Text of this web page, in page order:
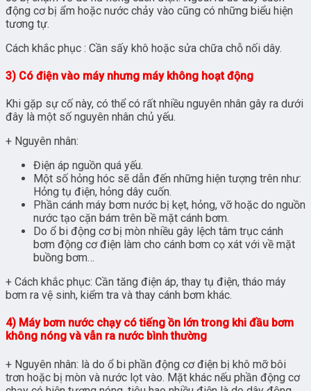
động cơ bị ẩm hoặc nước chảy vào cũng có những biểu hiện
tương tự.
Cách khắc phục : Cần sấy khô hoặc sửa chữa chỗ nối dây.
3) Có điện vào máy nhưng máy không hoạt động
Khi gặp sự cố này, có thể có rất nhiều nguyên nhân gây ra dưới
đây là một số nguyên nhân chủ yếu.
+ Nguyên nhân:
Điện áp nguồn quá yếu.
Một số hỏng hóc sẽ dẫn đến những hiện tượng trên như:
Hỏng tụ điện, hỏng dây cuốn.
Phần cánh máy bơm nước bị kẹt, hỏng, vỡ hoặc do nguồn
nước tạo cặn bám trên bề mặt cánh bơm.
Do ổ bi động cơ bị mòn nhiều gây lệch tâm trục cánh
bơm động cơ điện làm cho cánh bơm cọ xát với về mặt
buồng bơm…
+ Cách khắc phục: Cần tăng điện áp, thay tụ điện, tháo máy
bơm ra vệ sinh, kiểm tra và thay cánh bơm khác.
4) Máy bơm nước chạy có tiếng ồn lớn trong khi đầu bơm
không nóng và vẫn ra nước bình thường
+ Nguyên nhân: là do ổ bi phần động cơ điện bị khô mỡ bôi
trơn hoặc bị mòn và nước lọt vào. Mặt khác nếu phần động cơ